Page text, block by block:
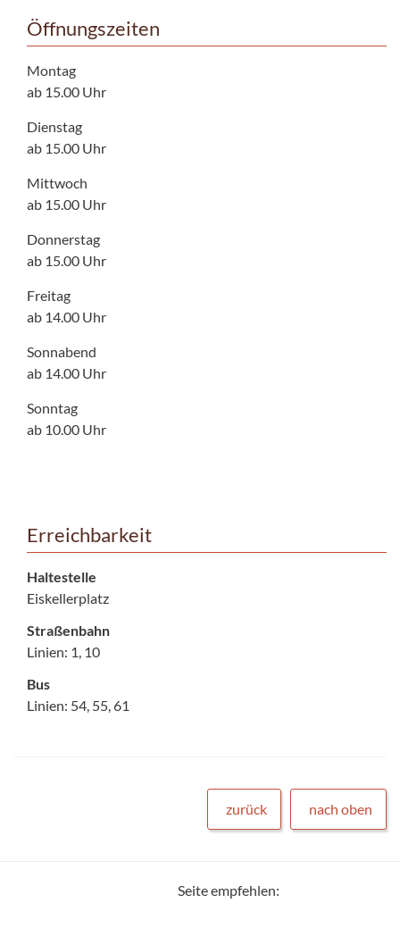
Öffnungszeiten
Montag
ab 15.00 Uhr
Dienstag
ab 15.00 Uhr
Mittwoch
ab 15.00 Uhr
Donnerstag
ab 15.00 Uhr
Freitag
ab 14.00 Uhr
Sonnabend
ab 14.00 Uhr
Sonntag
ab 10.00 Uhr
Erreichbarkeit
Haltestelle
Eiskellerplatz
Straßenbahn
Linien: 1, 10
Bus
Linien: 54, 55, 61
zurück nach oben
Seite empfehlen: